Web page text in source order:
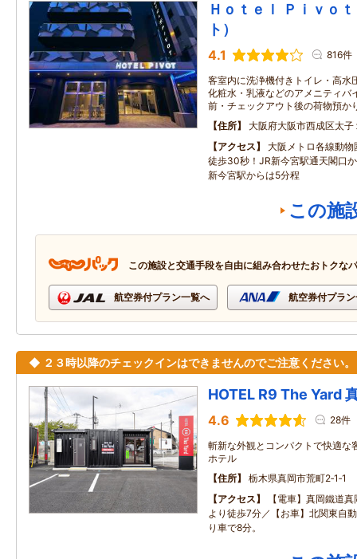
Ｈｏｔｅｌ Ｐｉｖｏ
ト）
4.1 816件
客室内に洗浄機付きトイレ・高水
化粧水・乳液などのアメニティバ
前・チェックアウト後の荷物預か
住所
大阪府大阪市西成区太子
アクセス
大阪メトロ各線動
徒歩30秒！JR新今宮駅通天閣口
新今宮駅からは5分程
この施
この施設と交通手段を自由に組み合わせたおトクな
航空券付プラン一覧へ 航空券付プラ
◆ ２３時以降のチェックインはできませんのでご注意ください。
HOTEL R9 The Yard
4.6 28件
斬新な外観とコンパクトで快適な
ホテル
住所
栃木県真岡市荒町2‐1‐1
アクセス
【電車】真岡鐵道
より徒歩7分／【お車】北関東自
り車で8分。